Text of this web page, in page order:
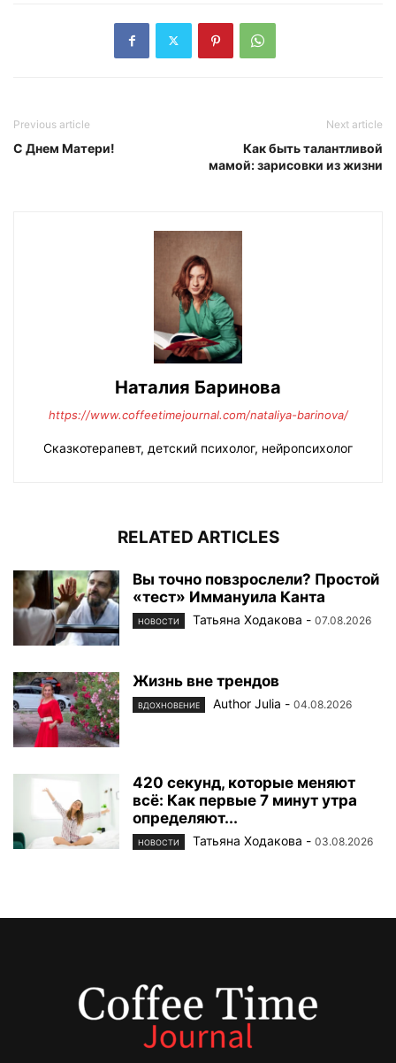
Previous article
С Днем Матери!
Next article
Как быть талантливой
мамой: зарисовки из жизни
Наталия Баринова
https://www.coffeetimejournal.com/nataliya-barinova/
Сказкотерапевт, детский психолог, нейропсихолог
RELATED ARTICLES
Вы точно повзрослели? Простой
«тест» Иммануила Канта
НОВОСТИ Татьяна Ходакова - 07.08.2026
Жизнь вне трендов
ВДОХНОВЕНИЕ Author Julia - 04.08.2026
420 секунд, которые меняют
всё: Как первые 7 минут утра
определяют...
НОВОСТИ Татьяна Ходакова - 03.08.2026